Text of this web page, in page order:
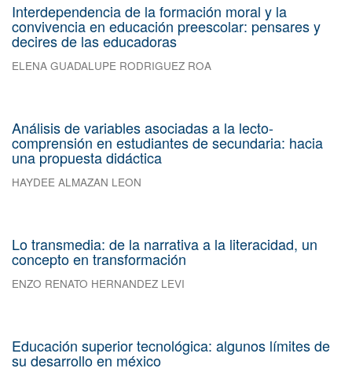
Interdependencia de la formación moral y la
convivencia en educación preescolar: pensares y
decires de las educadoras
ELENA GUADALUPE RODRIGUEZ ROA
Análisis de variables asociadas a la lecto-
comprensión en estudiantes de secundaria: hacia
una propuesta didáctica
HAYDEE ALMAZAN LEON
Lo transmedia: de la narrativa a la literacidad, un
concepto en transformación
ENZO RENATO HERNANDEZ LEVI
Educación superior tecnológica: algunos límites de
su desarrollo en méxico